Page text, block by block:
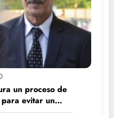
un proceso de
para evitar un